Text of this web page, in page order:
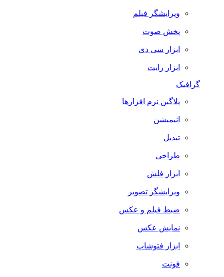
ویرایشگر فیلم
پخش صوت
ابزار سی دی
ابزار رایت
گرافیک
پلاگین نرم افزارها
انیمیشن
تبدیل
طراحی
ابزار فلش
ویرایشگر تصویر
ضبط فيلم و عكس
نمایش عکس
ابزار فتوشاپ
فونت